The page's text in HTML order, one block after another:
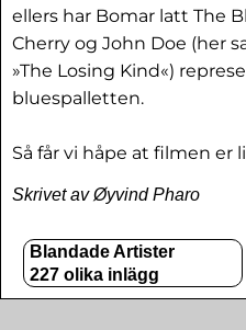
ellers har Bomar latt The
Cherry og John Doe (her
»The Losing Kind«)
bluespalletten.
Så får vi håpe at filmen er
Skrivet av Øyvind Pharo
Blandade Artister
227 olika inlägg